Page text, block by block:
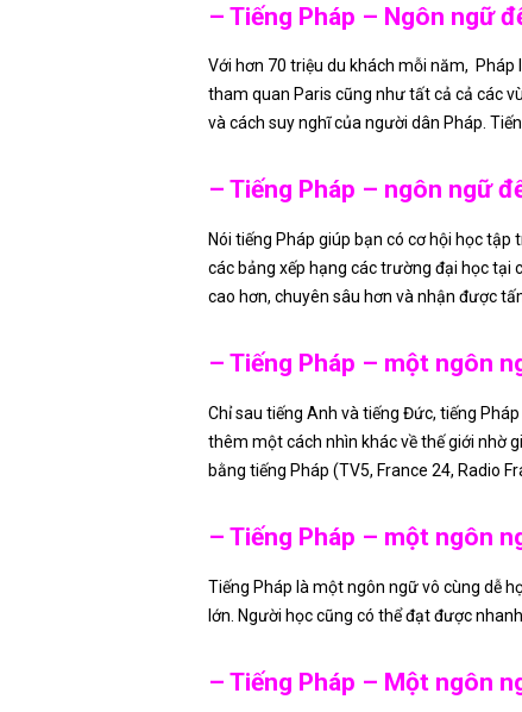
– Tiếng Pháp – Ngôn ngữ
Với hơn 70 triệu du khách mỗi năm, Pháp
tham quan Paris cũng như tất cả cả các
và cách suy nghĩ của người dân Pháp.
– Tiếng Pháp – ngôn ngữ
Nói tiếng Pháp giúp bạn có cơ hội học
các bảng xếp hạng các trường đại học tại
cao hơn, chuyên sâu hơn và nhận được
– Tiếng Pháp – một ngôn
Chỉ sau tiếng Anh và tiếng Đức, tiếng
thêm một cách nhìn khác về thế giới nhờ
bằng tiếng Pháp (TV5, France 24, Radio
– Tiếng Pháp – một ngôn
Tiếng Pháp là một ngôn ngữ vô cùng dễ
lớn. Người học cũng có thể đạt được
– Tiếng Pháp – Một ngôn